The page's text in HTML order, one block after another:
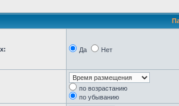
Да Нет
по возрастанию
по убыванию